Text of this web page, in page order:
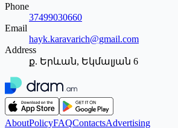
Phone
37499030660
Email
hayk.karavarich@gmail.com
Address
ք. Երևան, Եկմալյան 6
AboutPolicyFAQContactsAdvertising